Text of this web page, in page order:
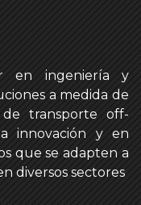
en ingeniería y
a medida de
de transporte off-
innovación y en
que se adapten a
diversos sectores